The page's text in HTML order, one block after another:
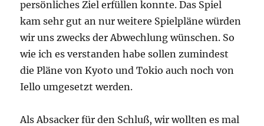
persönliches Ziel erfüllen konnte. Das Spiel
kam sehr gut an nur weitere Spielpläne würden
wir uns zwecks der Abwechlung wünschen. So
wie ich es verstanden habe sollen zumindest
die Pläne von Kyoto und Tokio auch noch von
Iello umgesetzt werden.
Als Absacker für den Schluß, wir wollten es mal